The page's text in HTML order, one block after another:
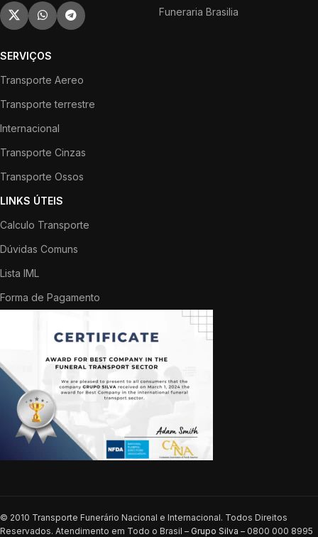
Funeraria Brasilia
SERVIÇOS
Transporte Aereo
Transporte terrestre
Internacional
Transporte Cinzas
Transporte Ossos
LINKS ÚTEIS
Calculo Transporte
Dúvidas Comuns
Lista IML
Forma de Pagamento
© 2010 Transporte Funerário Nacional e Internacional. Todos Direitos
Reservados. Atendimento em Todo o Brasil – Grupo Silva – 0800 000 8995